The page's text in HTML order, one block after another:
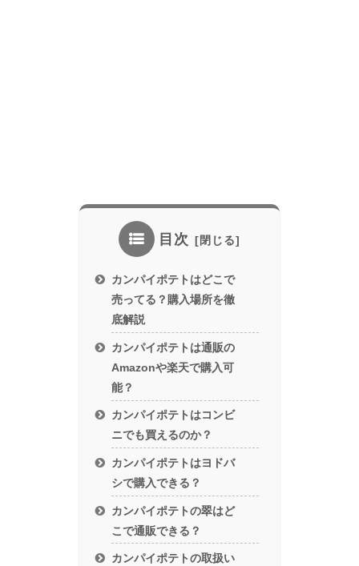
目次
カンパイポテトはどこで
売ってる？購入場所を徹
底解説
カンパイポテトは通販の
Amazonや楽天で購入可
能？
カンパイポテトはコンビ
ニでも買えるのか？
カンパイポテトはヨドバ
シで購入できる？
カンパイポテトの翠はど
こで通販できる？
カンパイポテトの取扱い